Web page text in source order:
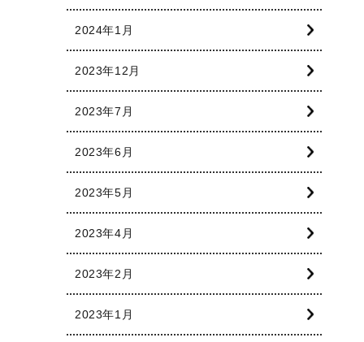
2024年1月
2023年12月
2023年7月
2023年6月
2023年5月
2023年4月
2023年2月
2023年1月